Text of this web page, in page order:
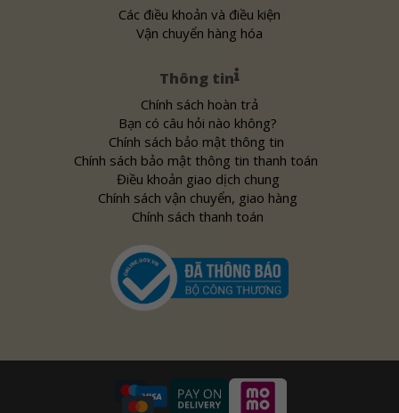
Các điều khoản và điều kiện
Vận chuyển hàng hóa
Thông tin
Chính sách hoàn trả
Bạn có câu hỏi nào không?
Chính sách bảo mật thông tin
Chính sách bảo mật thông tin thanh toán
Điều khoản giao dịch chung
Chính sách vận chuyển, giao hàng
Chính sách thanh toán